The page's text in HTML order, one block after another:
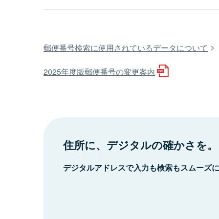
郵便番号検索に使用されているデータについて
2025年度版郵便番号の変更案内
住所に、デジタルの確かさを。
デジタルアドレスで入力も検索もスムーズ